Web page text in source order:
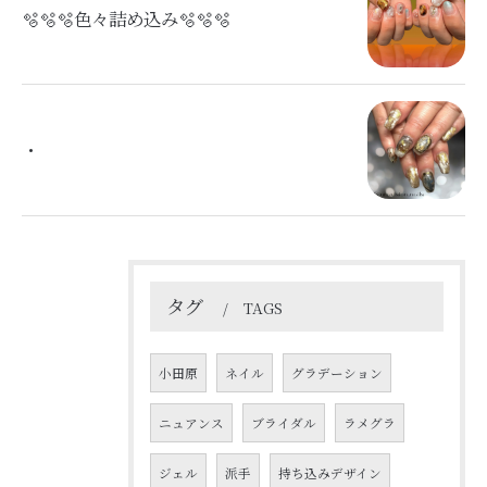
🫧🫧🫧色々詰め込み🫧🫧🫧
・
タグ TAGS
小田原 ネイル グラデーション
ニュアンス ブライダル ラメグラ
ジェル 派手 持ち込みデザイン